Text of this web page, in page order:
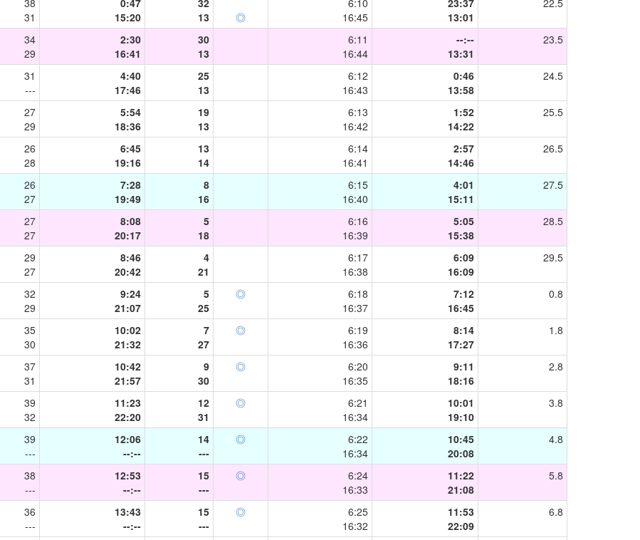
38
31
0:47
15:20
32
13
◎
6:10
16:45
23:37
13:01
22.5
34
29
2:30
16:41
30
13
6:11
16:44
--:--
13:31
23.5
31
---
4:40
17:46
25
13
6:12
16:43
0:46
13:58
24.5
27
29
5:54
18:36
19
13
6:13
16:42
1:52
14:22
25.5
26
28
6:45
19:16
13
14
6:14
16:41
2:57
14:46
26.5
26
27
7:28
19:49
8
16
6:15
16:40
4:01
15:11
27.5
27
27
8:08
20:17
5
18
6:16
16:39
5:05
15:38
28.5
29
27
8:46
20:42
4
21
6:17
16:38
6:09
16:09
29.5
32
29
9:24
21:07
5
25
◎
6:18
16:37
7:12
16:45
0.8
35
30
10:02
21:32
7
27
◎
6:19
16:36
8:14
17:27
1.8
37
31
10:42
21:57
9
30
◎
6:20
16:35
9:11
18:16
2.8
39
32
11:23
22:20
12
31
◎
6:21
16:34
10:01
19:10
3.8
39
---
12:06
--:--
14
---
◎
6:22
16:34
10:45
20:08
4.8
38
---
12:53
--:--
15
---
◎
6:24
16:33
11:22
21:08
5.8
36
---
13:43
--:--
15
---
◎
6:25
16:32
11:53
22:09
6.8